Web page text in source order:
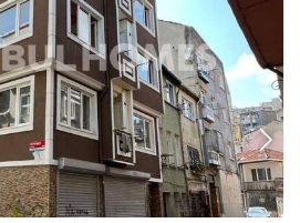
Gebäude nahe des Meeres in
einer vorteilhaften Lage nahe der täglichen
Das Gebäude ist komplett renoviert und